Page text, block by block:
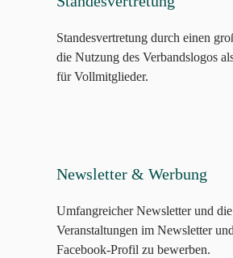
Standesvertretung durch einen
die Nutzung des Verbandslogos
für Vollmitglieder.
Newsletter & Werbung
Umfangreicher Newsletter und
Veranstaltungen im Newsletter
Facebook-Profil zu bewerben.